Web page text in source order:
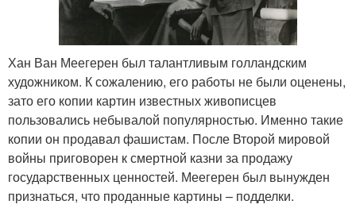
Хан Ван Меегерен был талантливым голландским
художником. К сожалению, его работы не были оценены,
зато его копии картин известных живописцев
пользовались небывалой популярностью. Именно такие
копии он продавал фашистам. После Второй мировой
войны приговорен к смертной казни за продажу
государственных ценностей. Меегерен был вынужден
признаться, что проданные картины – подделки.